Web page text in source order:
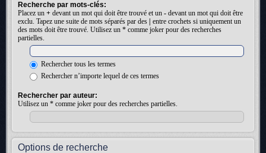
Recherche par mots-clés:
Placez un + devant un mot qui doit être trouvé et un - devant un mot qui doit être
exclu. Tapez une suite de mots séparés par des
entre crochets si uniquement un
des mots doit être trouvé. Utilisez un * comme joker pour des recherches
partielles.
Rechercher tous les termes
Rechercher n’importe lequel de ces termes
Rechercher par auteur:
Utilisez un * comme joker pour des recherches partielles.
Options de recherche